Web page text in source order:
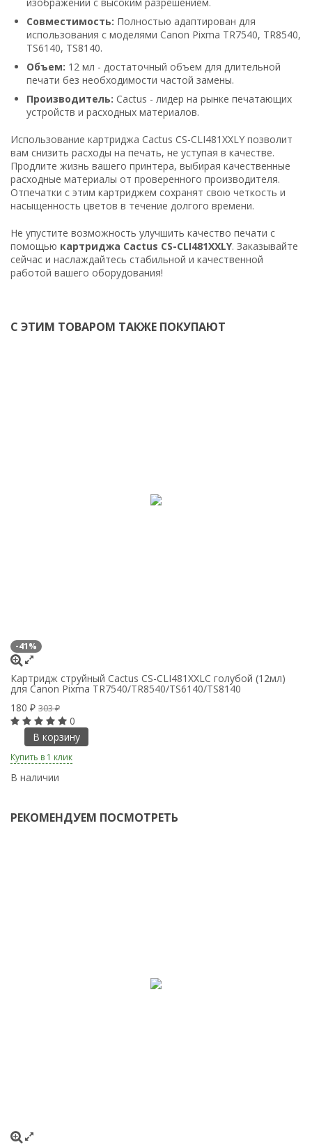
Совместимость: Полностью адаптирован для
использования с моделями Canon Pixma TR7540, TR8540,
TS6140, TS8140.
Объем: 12 мл - достаточный объем для длительной
печати без необходимости частой замены.
Производитель: Cactus - лидер на рынке печатающих
устройств и расходных материалов.
Использование картриджа Cactus CS-CLI481XXLY позволит
вам снизить расходы на печать, не уступая в качестве.
Продлите жизнь вашего принтера, выбирая качественные
расходные материалы от проверенного производителя.
Отпечатки с этим картриджем сохранят свою четкость и
насыщенность цветов в течение долгого времени.
Не упустите возможность улучшить качество печати с
помощью картриджа Cactus CS-CLI481XXLY. Заказывайте
сейчас и наслаждайтесь стабильной и качественной
работой вашего оборудования!
С ЭТИМ ТОВАРОМ ТАКЖЕ ПОКУПАЮТ
-41%
Картридж струйный Cactus CS-CLI481XXLC голубой (12мл)
для Canon Pixma TR7540/TR8540/TS6140/TS8140
180 ₽ 303₽
0
В корзину
Купить в 1 клик
В наличии
РЕКОМЕНДУЕМ ПОСМОТРЕТЬ